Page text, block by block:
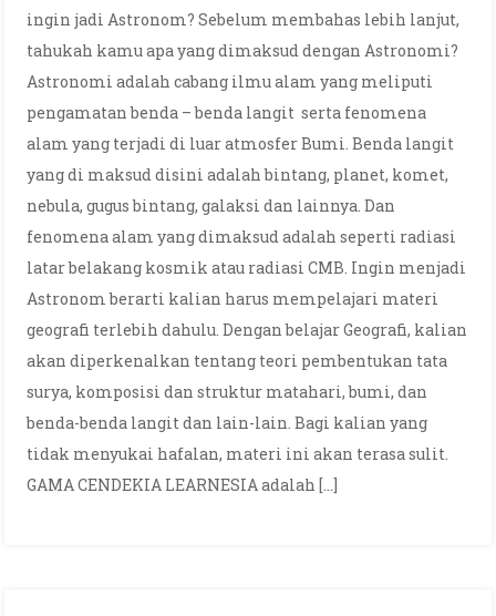
ingin jadi Astronom? Sebelum membahas lebih lanjut,
tahukah kamu apa yang dimaksud dengan Astronomi?
Astronomi adalah cabang ilmu alam yang meliputi
pengamatan benda – benda langit serta fenomena
alam yang terjadi di luar atmosfer Bumi. Benda langit
yang di maksud disini adalah bintang, planet, komet,
nebula, gugus bintang, galaksi dan lainnya. Dan
fenomena alam yang dimaksud adalah seperti radiasi
latar belakang kosmik atau radiasi CMB. Ingin menjadi
Astronom berarti kalian harus mempelajari materi
geografi terlebih dahulu. Dengan belajar Geografi, kalian
akan diperkenalkan tentang teori pembentukan tata
surya, komposisi dan struktur matahari, bumi, dan
benda-benda langit dan lain-lain. Bagi kalian yang
tidak menyukai hafalan, materi ini akan terasa sulit.
GAMA CENDEKIA LEARNESIA adalah […]